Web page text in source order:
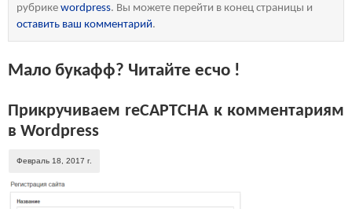
рубрике wordpress. Вы можете перейти в конец страницы и
оставить ваш комментарий.
Мало букафф? Читайте есчо !
Прикручиваем reCAPTCHA к комментариям
в Wordpress
Февраль 18, 2017 г.